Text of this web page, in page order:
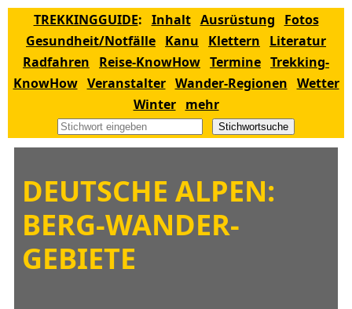
TREKKINGGUIDE: Inhalt Ausrüstung
Fotos
Gesundheit/Notfälle Kanu Klettern
Literatur
Radfahren
Reise-KnowHow Termine Trekking-
KnowHow Veranstalter Wander-Regionen Wetter
Winter
mehr
Stichwortsuche
DEUTSCHE ALPEN:
BERG-WANDER-
GEBIETE